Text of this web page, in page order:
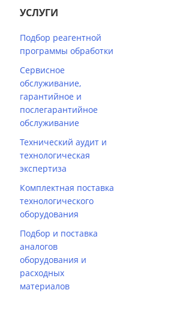
УСЛУГИ
Подбор реагентной
программы обработки
Сервисное
обслуживание,
гарантийное и
послегарантийное
обслуживание
Технический аудит и
технологическая
экспертиза
Комплектная поставка
технологического
оборудования
Подбор и поставка
аналогов
оборудования и
расходных
материалов